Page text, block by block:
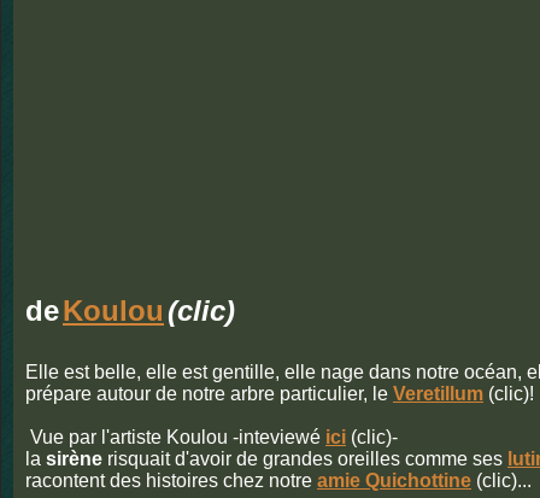
deKoulou (clic)
Elle est belle, elle est gentille, elle nage dans notre océan,
prépare autour de notre arbre particulier, le Veretillum (clic)!
Vue par l'artiste Koulou -inteviewé ici (clic)-
la sirène risquait d'avoir de grandes oreilles comme ses
racontent des histoires chez notre amie Quichottine (clic)...